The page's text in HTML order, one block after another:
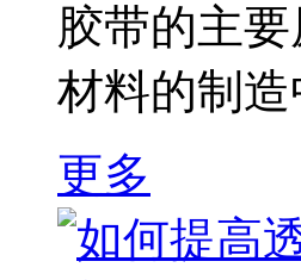
胶带的主
材料的制造
更多